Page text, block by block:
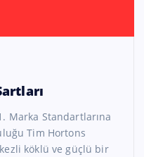
Marka Standartlarına
Tim Hortons
köklü ve güçlü bir